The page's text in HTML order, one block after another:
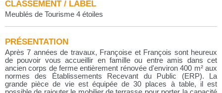
CLASSEMENT / LABEL
Meublés de Tourisme 4 étoiles
PRÉSENTATION
Après 7 années de travaux, Françoise et François sont heureux
de pouvoir vous accueillir en famille ou entre amis dans cet
ancien corps de ferme entièrement rénovée d'environ 400 m² aux
normes des Établissements Recevant du Public (ERP). La
grande pièce de vie est équipée de 30 places à table, il est